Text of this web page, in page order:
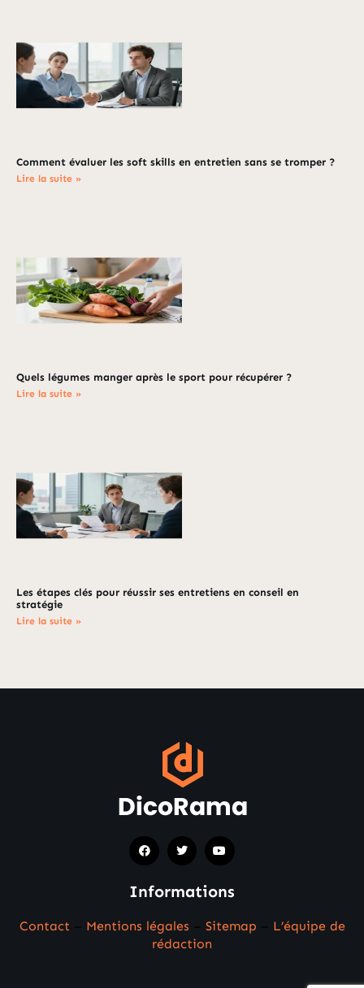
Comment évaluer les soft skills en entretien sans se tromper ?
Lire la suite »
Quels légumes manger après le sport pour récupérer ?
Lire la suite »
Les étapes clés pour réussir ses entretiens en conseil en
stratégie
Lire la suite »
Informations
Contact Mentions légales Sitemap
L’équipe de
rédaction